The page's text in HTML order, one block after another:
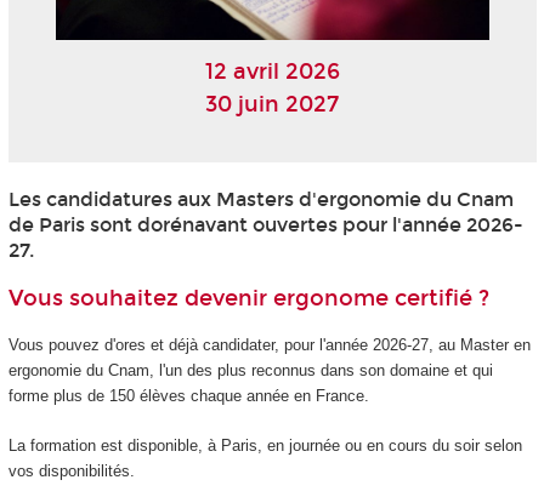
12 avril 2026
30 juin 2027
Les candidatures aux Masters d'ergonomie du Cnam
de Paris sont dorénavant ouvertes pour l'année 2026-
27.
Vous souhaitez devenir ergonome certifié ?
Vous pouvez d'ores et déjà candidater, pour l'année 2026-27, au Master en
ergonomie du Cnam, l'un des plus reconnus dans son domaine et qui
forme plus de 150 élèves chaque année en France.
La formation est disponible, à Paris, en journée ou en cours du soir selon
vos disponibilités.